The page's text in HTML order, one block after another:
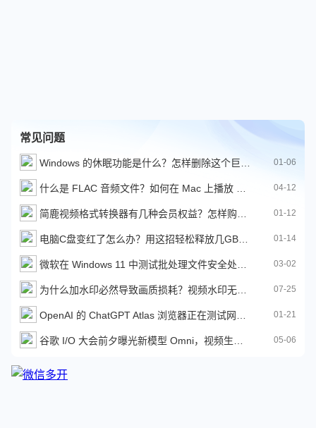
常见问题
01-06
04-12
01-12
01-14
03-02
07-25
01-21
05-06